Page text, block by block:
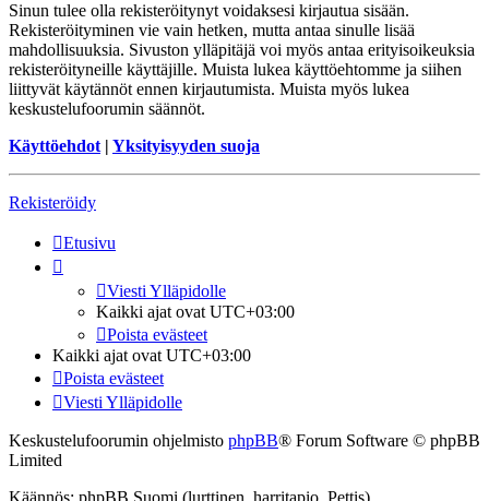
Sinun tulee olla rekisteröitynyt voidaksesi kirjautua sisään.
Rekisteröityminen vie vain hetken, mutta antaa sinulle lisää
mahdollisuuksia. Sivuston ylläpitäjä voi myös antaa erityisoikeuksia
rekisteröityneille käyttäjille. Muista lukea käyttöehtomme ja siihen
liittyvät käytännöt ennen kirjautumista. Muista myös lukea
keskustelufoorumin säännöt.
Käyttöehdot | Yksityisyyden suoja
Rekisteröidy
Etusivu
Viesti Ylläpidolle
Kaikki ajat ovat UTC+03:00
Poista evästeet
Kaikki ajat ovat UTC+03:00
Poista evästeet
Viesti Ylläpidolle
Keskustelufoorumin ohjelmisto phpBB® Forum Software © phpBB
Limited